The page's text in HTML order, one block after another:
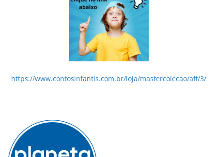
https://www.contosinfantis.com.br/loja/mastercolecao/aff/3/